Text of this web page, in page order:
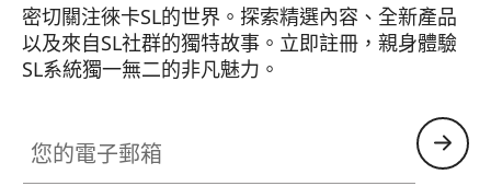
密切關注徠卡SL的世界。探索精選內容、全新產品
以及來自SL社群的獨特故事。立即註冊，親身體驗
SL系統獨一無二的非凡魅力。